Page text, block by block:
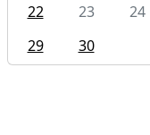
22
23 24
29
30